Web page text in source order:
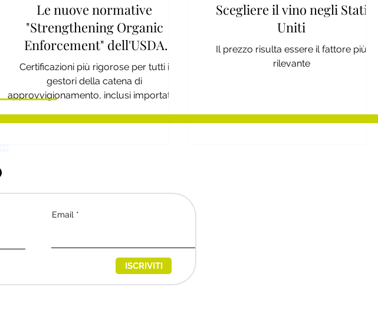
Le nuove normative
"Strengthening Organic
Enforcement" dell'USDA
impattano l'industria del vino
biologico
Certificazioni più rigorose per tutti i
gestori della catena di
approvvigionamento, inclusi importatori
Scegliere il vino negli Stati
Uniti
Il prezzo risulta essere il fattore più
rilevante
Email
ISCRIVITI